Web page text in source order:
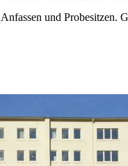
und Probesitzen.